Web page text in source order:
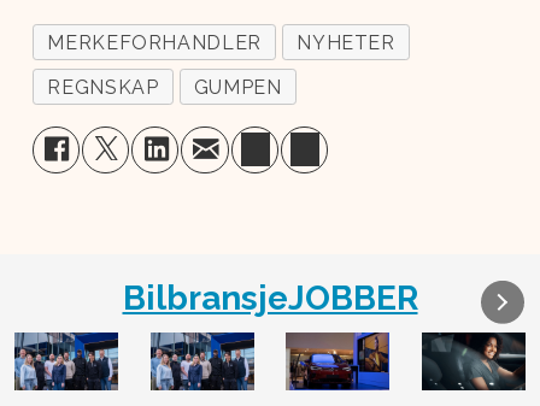
MERKEFORHANDLER
NYHETER
REGNSKAP
GUMPEN
BilbransjeJOBBER